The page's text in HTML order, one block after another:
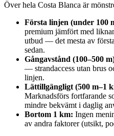
Över hela Costa Blanca är
Första linjen (under 100
premium jämfört med
utbud — det mesta av
sedan.
Gångavstånd (100–500
— strandaccess utan brus
linjen.
Lättillgängligt (500 m–1
Marknadsförs fortfarande
mindre bekvämt i daglig
Bortom 1 km: Ingen
av andra faktorer (utsikt,